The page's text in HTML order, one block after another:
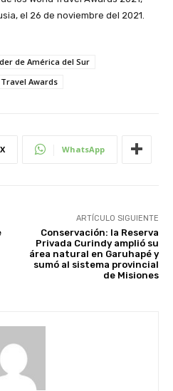
el 26 de noviembre del 2021.
de América del Sur
Awards
X WhatsApp
ARTÍCULO SIGUIENTE
Conservación: la Reserva
Privada Curindy amplió su
área natural en Garuhapé y
sumó al sistema provincial
de Misiones